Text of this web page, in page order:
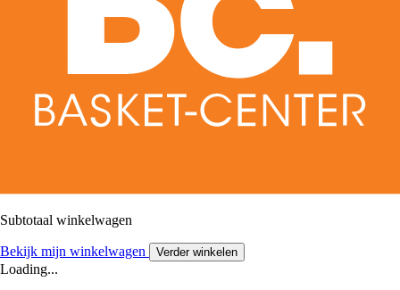
Subtotaal winkelwagen
Bekijk mijn winkelwagen Verder winkelen
Loading...